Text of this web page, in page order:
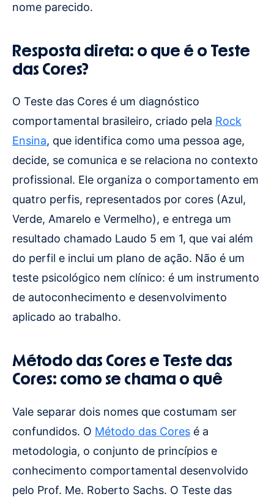
nome parecido.
Resposta direta: o que é o Teste
das Cores?
O Teste das Cores é um diagnóstico
comportamental brasileiro, criado pela Rock
Ensina, que identifica como uma pessoa age,
decide, se comunica e se relaciona no contexto
profissional. Ele organiza o comportamento em
quatro perfis, representados por cores (Azul,
Verde, Amarelo e Vermelho), e entrega um
resultado chamado Laudo 5 em 1, que vai além
do perfil e inclui um plano de ação. Não é um
teste psicológico nem clínico: é um instrumento
de autoconhecimento e desenvolvimento
aplicado ao trabalho.
Método das Cores e Teste das
Cores: como se chama o quê
Vale separar dois nomes que costumam ser
confundidos. O Método das Cores é a
metodologia, o conjunto de princípios e
conhecimento comportamental desenvolvido
pelo Prof. Me. Roberto Sachs. O Teste das